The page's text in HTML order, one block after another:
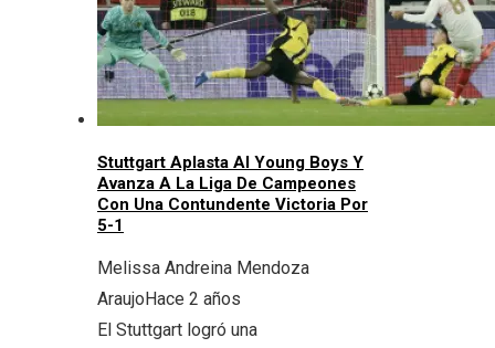
Stuttgart Aplasta Al Young Boys Y
Avanza A La Liga De Campeones
Con Una Contundente Victoria Por
5-1
Melissa Andreina Mendoza
AraujoHace 2 años
El Stuttgart logró una